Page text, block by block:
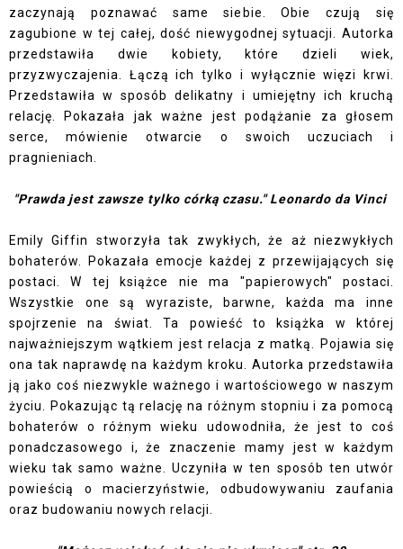
zaczynają poznawać same siebie. Obie czują się
zagubione w tej całej, dość niewygodnej sytuacji. Autorka
przedstawiła dwie kobiety, które dzieli wiek,
przyzwyczajenia. Łączą ich tylko i wyłącznie więzi krwi.
Przedstawiła w sposób delikatny i umiejętny ich kruchą
relację. Pokazała jak ważne jest podążanie za głosem
serce, mówienie otwarcie o swoich uczuciach i
pragnieniach.
"Prawda jest zawsze tylko córką czasu." Leonardo da Vinci
Emily Giffin stworzyła tak zwykłych, że aż niezwykłych
bohaterów. Pokazała emocje każdej z przewijających się
postaci. W tej książce nie ma "papierowych" postaci.
Wszystkie one są wyraziste, barwne, każda ma inne
spojrzenie na świat. Ta powieść to książka w której
najważniejszym wątkiem jest relacja z matką. Pojawia się
ona tak naprawdę na każdym kroku. Autorka przedstawiła
ją jako coś niezwykle ważnego i wartościowego w naszym
życiu. Pokazując tą relację na różnym stopniu i za pomocą
bohaterów o różnym wieku udowodniła, że jest to coś
ponadczasowego i, że znaczenie mamy jest w każdym
wieku tak samo ważne. Uczyniła w ten sposób ten utwór
powieścią o macierzyństwie, odbudowywaniu zaufania
oraz budowaniu nowych relacji.